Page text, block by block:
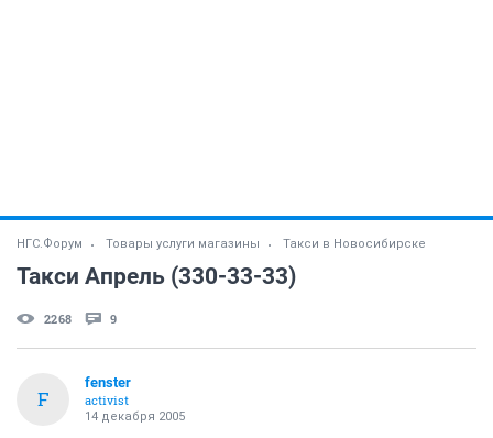
НГС.Форум Товары услуги магазины Такси в Новосибирске
Такси Апрель (330-33-33)
2268 9
F
fenster
activist
14 декабря 2005